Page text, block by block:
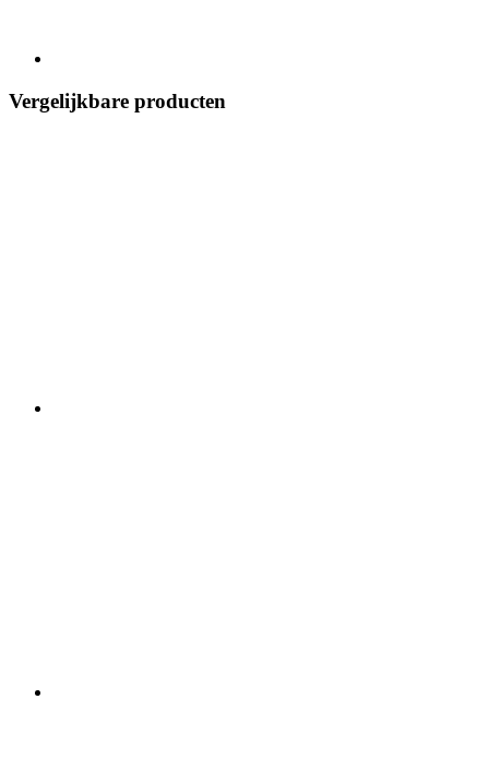
Vergelijkbare producten